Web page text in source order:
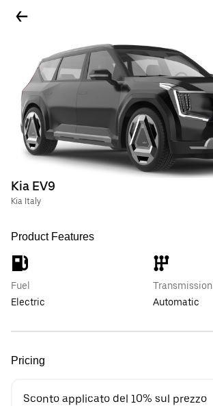
Kia EV9
Kia Italy
Product Features
Fuel
Electric
Transmission
Automatic
Pricing
Sconto applicato del 10% sul prezzo